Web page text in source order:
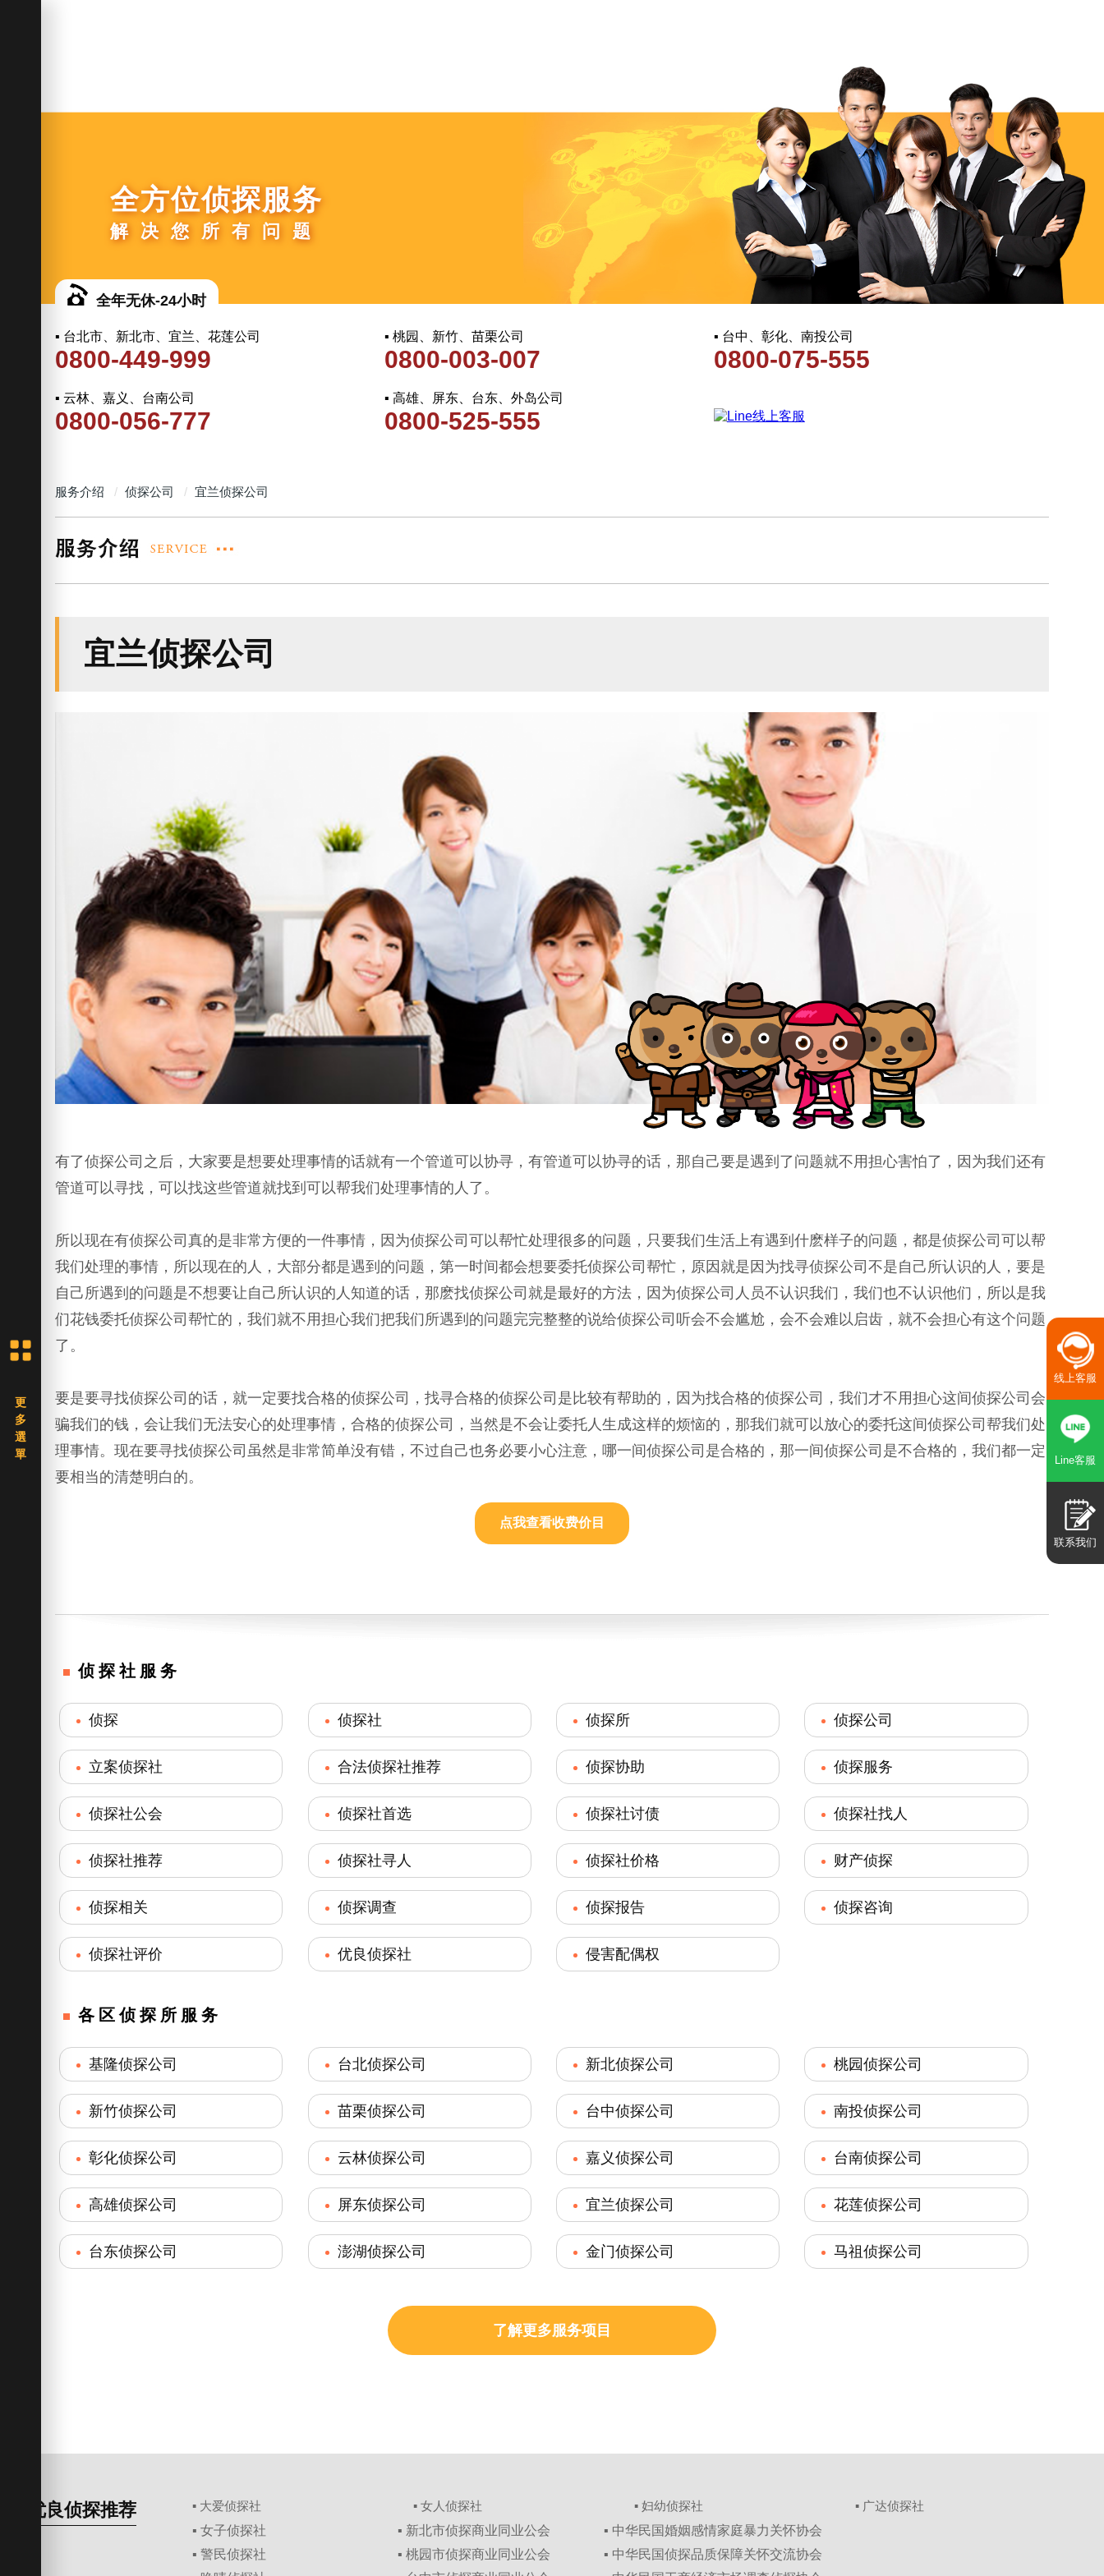
全方位侦探服务
解决您所有问题
全年无休-24小时
▪ 台北市、新北市、宜兰、花莲公司
0800-449-999
▪ 桃园、新竹、苗栗公司
0800-003-007
▪ 台中、彰化、南投公司
0800-075-555
▪ 云林、嘉义、台南公司
0800-056-777
▪ 高雄、屏东、台东、外岛公司
0800-525-555
服务介绍 侦探公司 宜兰侦探公司
宜兰侦探公司
有了侦探公司之后，大家要是想要处理事情的话就有一个管道可以协寻，有管道可以协寻的话，那自己要是遇到了问题就不用担心害怕了，因为我们还有
管道可以寻找，可以找这些管道就找到可以帮我们处理事情的人了。
所以现在有侦探公司真的是非常方便的一件事情，因为侦探公司可以帮忙处理很多的问题，只要我们生活上有遇到什麽样子的问题，都是侦探公司可以帮
我们处理的事情，所以现在的人，大部分都是遇到的问题，第一时间都会想要委托侦探公司帮忙，原因就是因为找寻侦探公司不是自己所认识的人，要是
自己所遇到的问题是不想要让自己所认识的人知道的话，那麽找侦探公司就是最好的方法，因为侦探公司人员不认识我们，我们也不认识他们，所以是我
们花钱委托侦探公司帮忙的，我们就不用担心我们把我们所遇到的问题完完整整的说给侦探公司听会不会尴尬，会不会难以启齿，就不会担心有这个问题
了。
要是要寻找侦探公司的话，就一定要找合格的侦探公司，找寻合格的侦探公司是比较有帮助的，因为找合格的侦探公司，我们才不用担心这间侦探公司会
骗我们的钱，会让我们无法安心的处理事情，合格的侦探公司，当然是不会让委托人生成这样的烦恼的，那我们就可以放心的委托这间侦探公司帮我们处
理事情。现在要寻找侦探公司虽然是非常简单没有错，不过自己也务必要小心注意，哪一间侦探公司是合格的，那一间侦探公司是不合格的，我们都一定
要相当的清楚明白的。
点我查看收费价目
侦探社服务
侦探 侦探社 侦探所 侦探公司
立案侦探社 合法侦探社推荐 侦探协助 侦探服务
侦探社公会 侦探社首选 侦探社讨债 侦探社找人
侦探社推荐 侦探社寻人 侦探社价格 财产侦探
侦探相关 侦探调查 侦探报告 侦探咨询
侦探社评价 优良侦探社 侵害配偶权
各区侦探所服务
基隆侦探公司 台北侦探公司 新北侦探公司 桃园侦探公司
新竹侦探公司 苗栗侦探公司 台中侦探公司 南投侦探公司
彰化侦探公司 云林侦探公司 嘉义侦探公司 台南侦探公司
高雄侦探公司 屏东侦探公司 宜兰侦探公司 花莲侦探公司
台东侦探公司 澎湖侦探公司 金门侦探公司 马祖侦探公司
了解更多服务项目
优良侦探推荐 ▪ 大爱侦探社 ▪ 女人侦探社 ▪ 妇幼侦探社 ▪ 广达侦探社
▪ 女子侦探社
▪ 警民侦探社
▪ 新北市侦探商业同业公会
▪ 桃园市侦探商业同业公会
▪ 中华民国婚姻感情家庭暴力关怀协会
▪ 中华民国侦探品质保障关怀交流协会
线上客服
Line客服
联系我们